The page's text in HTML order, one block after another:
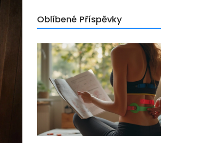
Oblíbené Příspěvky